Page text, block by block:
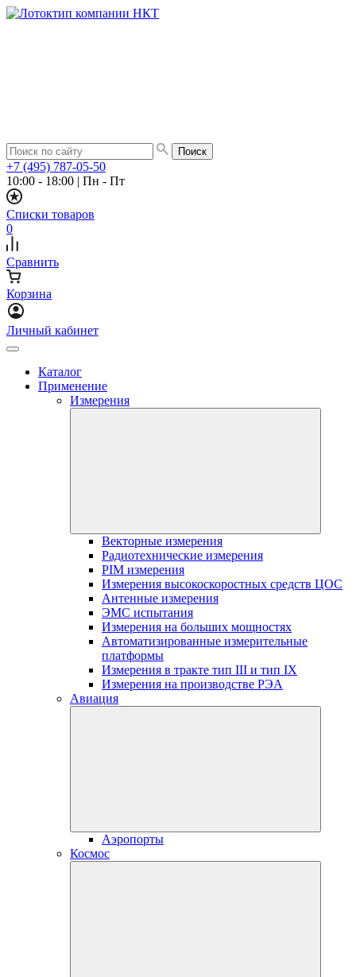
+7 (495) 787-05-50
10:00 - 18:00 | Пн - Пт
Списки товаров
0
Сравнить
Корзина
Личный кабинет
Каталог
Применение
Измерения
Векторные измерения
Радиотехнические измерения
PIM измерения
Измерения высокоскоростных средств ЦОС
Антенные измерения
ЭМС испытания
Измерения на больших мощностях
Автоматизированные измерительные
платформы
Измерения в тракте тип III и тип IX
Измерения на производстве РЭА
Авиация
Аэропорты
Космос